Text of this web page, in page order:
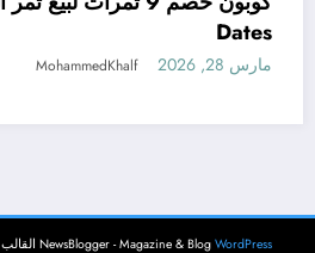
Dates
مارس 28, 2026 MohammedKhalf
NewsBlogger - Magazine & Blog WordPress القالب 2026 | Powered By